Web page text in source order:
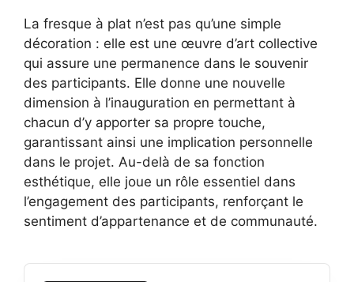
La fresque à plat n’est pas qu’une simple
décoration : elle est une œuvre d’art collective
qui assure une permanence dans le souvenir
des participants. Elle donne une nouvelle
dimension à l’inauguration en permettant à
chacun d’y apporter sa propre touche,
garantissant ainsi une implication personnelle
dans le projet. Au-delà de sa fonction
esthétique, elle joue un rôle essentiel dans
l’engagement des participants, renforçant le
sentiment d’appartenance et de communauté.